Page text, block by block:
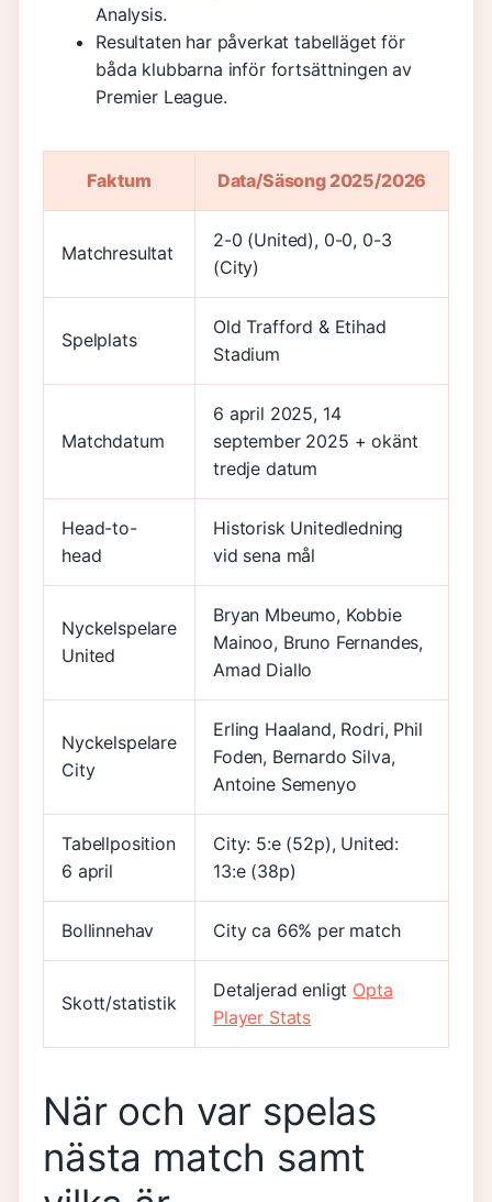
Analysis.
Resultaten har påverkat tabelläget för
båda klubbarna inför fortsättningen av
Premier League.
Faktum Data/Säsong 2025/2026
Matchresultat
2-0 (United), 0-0, 0-3
(City)
Spelplats
Old Trafford & Etihad
Stadium
Matchdatum
6 april 2025, 14
september 2025 + okänt
tredje datum
Head-to-
head
Historisk Unitedledning
vid sena mål
Nyckelspelare
United
Bryan Mbeumo, Kobbie
Mainoo, Bruno Fernandes,
Amad Diallo
Nyckelspelare
City
Erling Haaland, Rodri, Phil
Foden, Bernardo Silva,
Antoine Semenyo
Tabellposition
6 april
City: 5:e (52p), United:
13:e (38p)
Bollinnehav City ca 66% per match
Skott/statistik
Detaljerad enligt Opta
Player Stats
När och var spelas
nästa match samt